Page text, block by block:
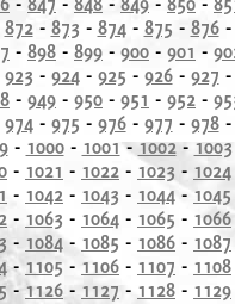
872- 873 - 874- 875 - 876-
- 898 - 899 - 900 - 901 -
923 - 924- 925 - 926- 927 -
- 949 - 950 - 951 - 952 -
974- 975 - 976- 977 - 978-
- 1000- 1001 -1002- 1003
- 1021 - 1022 - 1023 - 1024
- 1042 - 1043 - 1044 - 1045
- 1063 - 1064 - 1065 - 1066
- 1084 - 1085 - 1086 - 1087
-1105 - 1106 - 1107 - 1108
- 1126 - 1127 - 1128 - 1129